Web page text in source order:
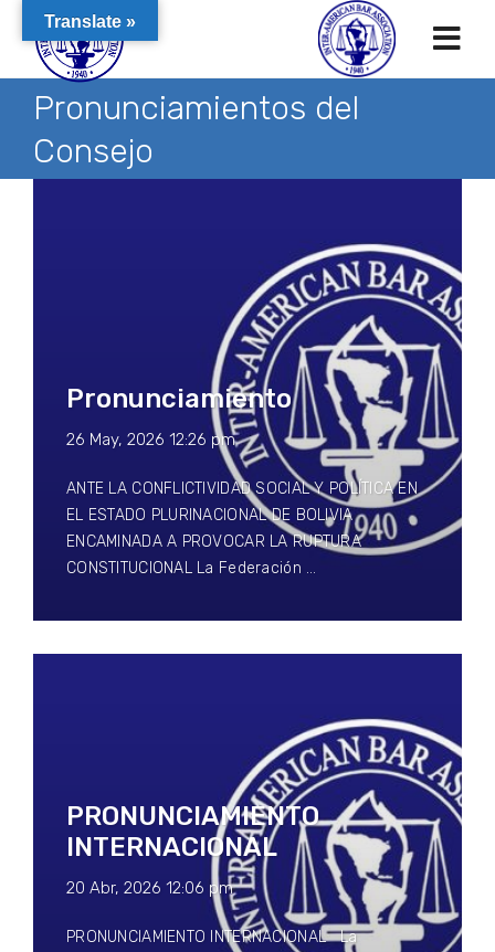
Pronunciamientos del
Consejo
Pronunciamiento
26 May, 2026 12:26 pm
ANTE LA CONFLICTIVIDAD SOCIAL Y POLÍTICA EN
EL ESTADO PLURINACIONAL DE BOLIVIA
ENCAMINADA A PROVOCAR LA RUPTURA
CONSTITUCIONAL La Federación …
PRONUNCIAMIENTO
INTERNACIONAL
20 Abr, 2026 12:06 pm
PRONUNCIAMIENTO INTERNACIONAL La
Translate »